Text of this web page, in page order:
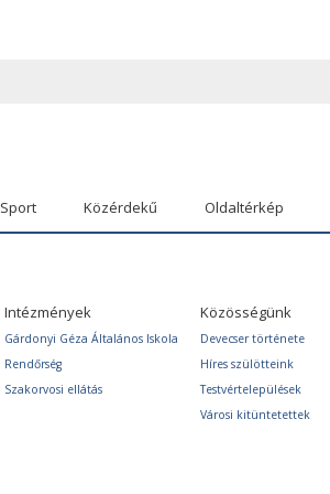
Sport Közérdekű Oldaltérkép
Intézmények
Gárdonyi Géza Általános Iskola
Rendőrség
Szakorvosi ellátás
Közösségünk
Devecser története
Híres szülötteink
Testvértelepülések
Városi kitüntetettek